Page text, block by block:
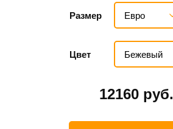
Размер Евро
Цвет Бежевый
12160 руб.